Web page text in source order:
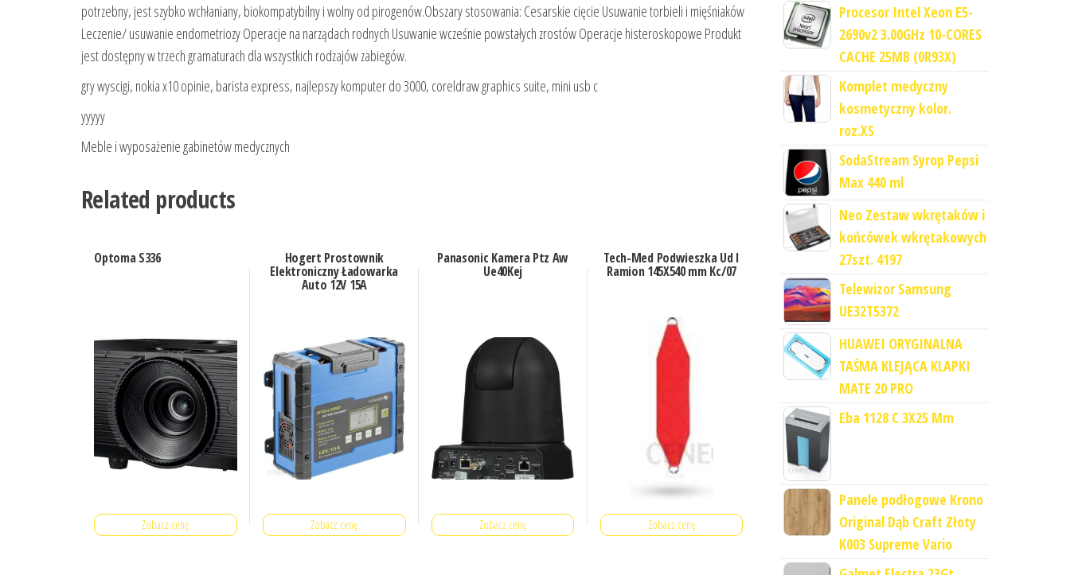
potrzebny, jest szybko wchłaniany, biokompatybilny i wolny od pirogenów.Obszary stosowania: Cesarskie cięcie Usuwanie torbieli i mięśniaków
Leczenie/ usuwanie endometriozy Operacje na narządach rodnych Usuwanie wcześnie powstałych zrostów Operacje histeroskopowe Produkt
jest dostępny w trzech gramaturach dla wszystkich rodzajów zabiegów.
gry wyscigi, nokia x10 opinie, barista express, najlepszy komputer do 3000, coreldraw graphics suite, mini usb c
yyyyy
Meble i wyposażenie gabinetów medycznych
Related products
Optoma S336
Zobacz cenę
Hogert Prostownik
Elektroniczny Ładowarka
Auto 12V 15A
Zobacz cenę
Panasonic Kamera Ptz Aw
Ue40Kej
Zobacz cenę
Tech-Med Podwieszka Ud I
Ramion 145X540 mm Kc/07
Zobacz cenę
Procesor Intel Xeon E5-
2690v2 3.00GHz 10-CORES
CACHE 25MB (0R93X)
Komplet medyczny
kosmetyczny kolor.
roz.XS
SodaStream Syrop Pepsi
Max 440 ml
Neo Zestaw wkrętaków i
końcówek wkrętakowych
27szt. 4197
Telewizor Samsung
UE32T5372
HUAWEI ORYGINALNA
TAŚMA KLEJĄCA KLAPKI
MATE 20 PRO
Eba 1128 C 3X25 Mm
Panele podłogowe Krono
Original Dąb Craft Złoty
K003 Supreme Vario